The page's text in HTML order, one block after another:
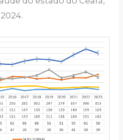
2024.